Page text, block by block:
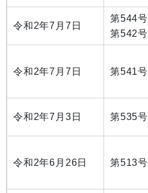
令和2年7月7日
第544号
第542号
令和2年7月7日 第541号
令和2年7月3日 第535号
令和2年6月26日 第513号